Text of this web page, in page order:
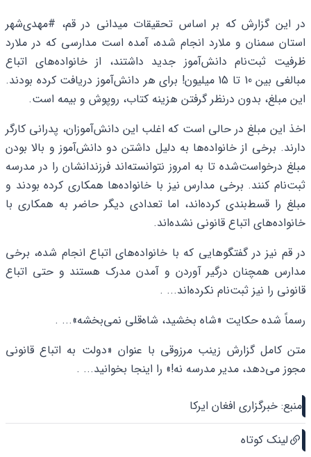
در این گزارش که بر اساس تحقیقات میدانی در قم، #مهدی‌شهر
استان سمنان و ملارد انجام شده، آمده است مدارسی که در ملارد
ظرفیت ثبت‌نام دانش‌آموز جدید داشتند، از خانواده‌های اتباع
مبالغی بین 10 تا 15 میلیون! برای هر دانش‌آموز دریافت کرده بودند.
این مبلغ، بدون درنظر گرفتن هزینه کتاب، روپوش و بیمه است.
اخذ این مبلغ در حالی است که اغلب این دانش‌آموزان، پدرانی کارگر
دارند. برخی از خانواده‌ها به دلیل داشتن دو دانش‌آموز و بالا بودن
مبلغ درخواست‌شده تا به امروز نتوانسته‌اند فرزندانشان را در مدرسه
ثبت‌نام کنند. برخی مدارس نیز با خانواده‌ها همکاری کرده بودند و
مبلغ را قسط‌بندی کرده‌اند، اما تعدادی دیگر حاضر به همکاری با
خانواده‌های اتباع قانونی نشده‌اند.
در قم نیز در گفتگوهایی که با خانواده‌های اتباع انجام شده، برخی
مدارس همچنان درگیر آوردن و آمدن مدرک هستند و حتی اتباع
قانونی را نیز ثبت‌نام نکرده‌اند... .
رسماً شده حکایت «شاه بخشید، شاه‌قلی نمی‌بخشه»... .
متن کامل گزارش زینب مرزوقی با عنوان «دولت به اتباع قانونی
مجوز می‌دهد، مدیر مدرسه نه!» را اینجا بخوانید... .
منبع: خبرگزاری افغان ایرکا
لینک کوتاه